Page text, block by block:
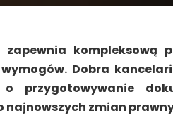
kompleksową
Dobra
przygotowywanie
najnowszych zmian